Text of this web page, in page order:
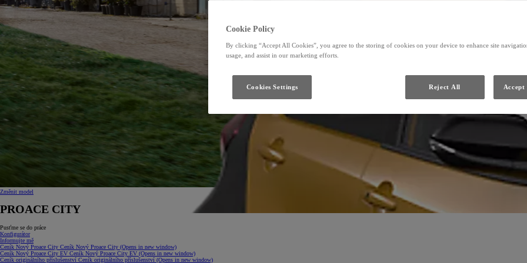
Změnit model
PROACE CITY
Pusťme se do práce
Konfigurátor
Informujte mě
Ceník Nový Proace City Ceník Nový Proace City (Opens in new window)
Ceník Nový Proace City EV Ceník Nový Proace City EV (Opens in new window)
Ceník originálního příslušenství Ceník originálního příslušenství (Opens in new window)
Cookie Policy
By clicking “Accept All Cookies”, you agree to the storing of cookies on your device to enhance site
usage, and assist in our marketing efforts.
Reject All Accept
Cookies Settings